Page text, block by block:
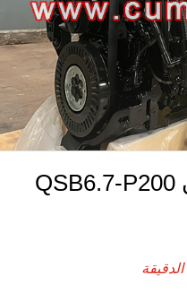
محرك المضخة الكمون QSB6.7-P200